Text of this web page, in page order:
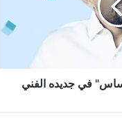
في جديده الفني